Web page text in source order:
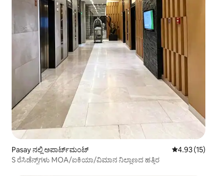
Pasay ನಲ್ಲಿ ಅಪಾರ್ಟ್‌ಮಂಟ್ 5 ರಲ್ಲಿ 4.93
4.93 (15)
S ರೆಸಿಡೆನ್ಸ್‌ಗಳು MOA/ಐಕಿಯಾ/ವಿಮಾನ ನಿಲ್ದಾಣದ ಹತ್ತಿರ